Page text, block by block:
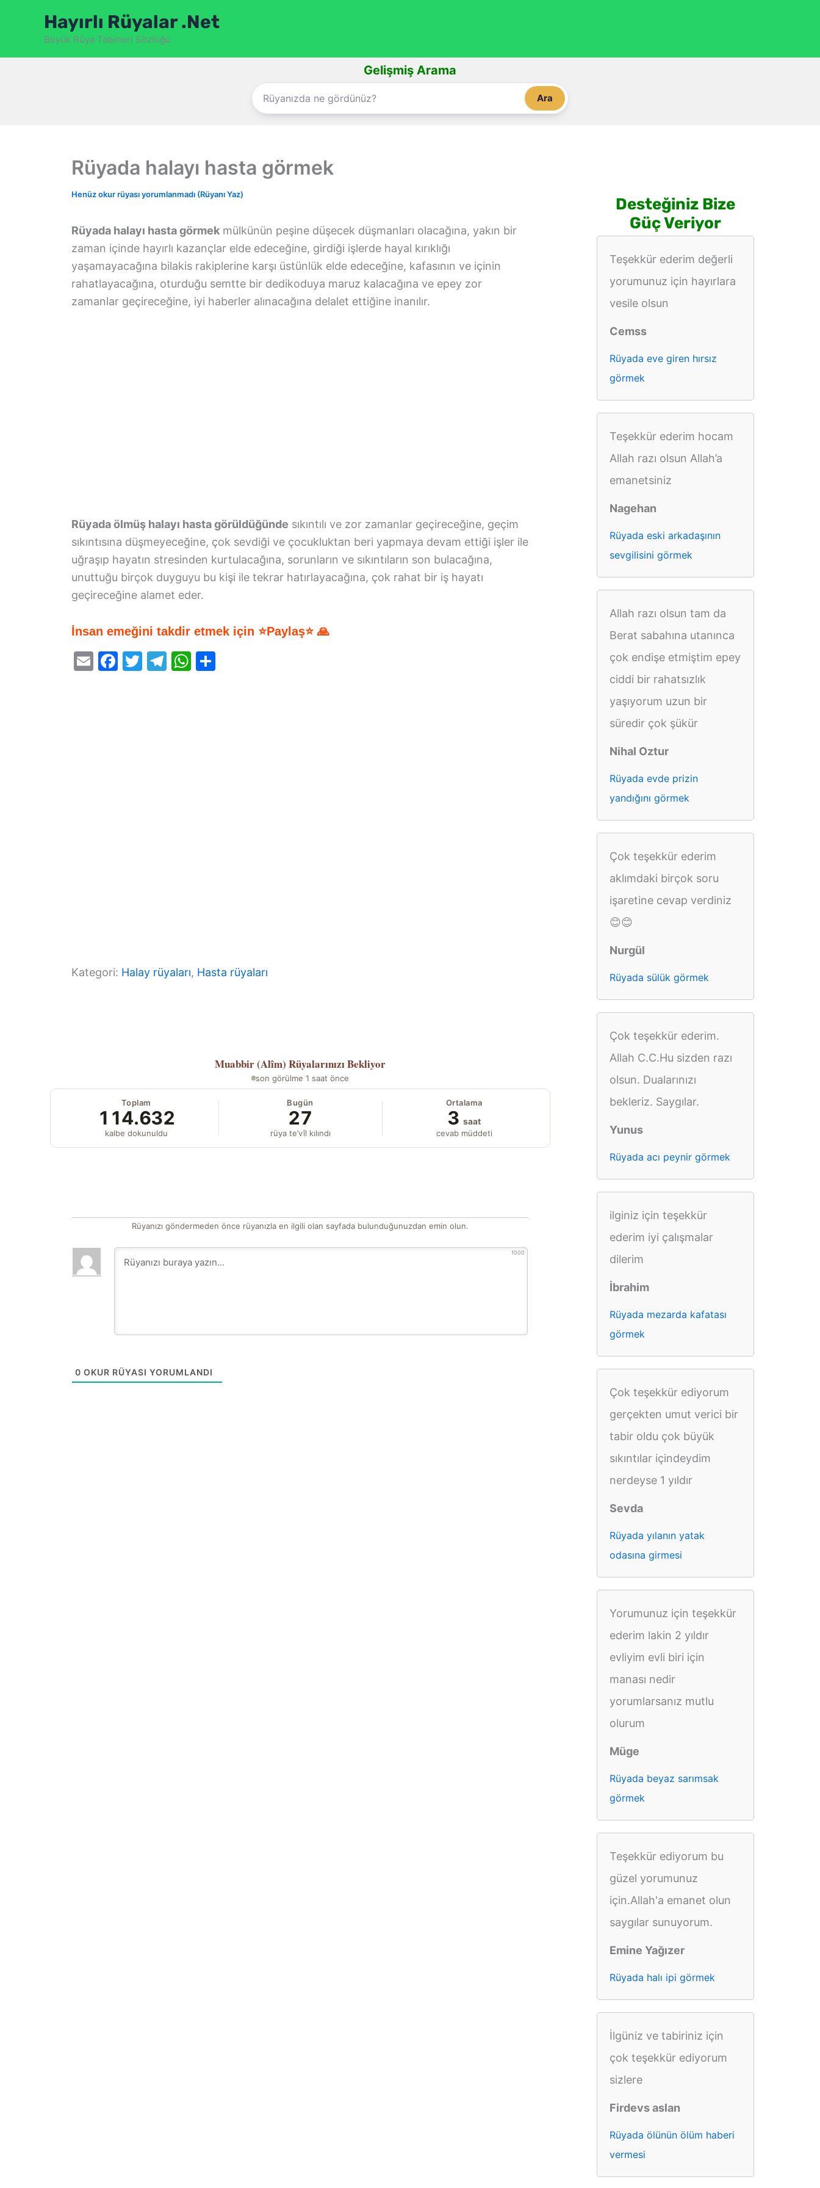
Hayırlı Rüyalar .Net
Büyük Rüya Tabirleri Sözlüğü
Gelişmiş Arama
Ara
Rüyada halayı hasta görmek
Henüz okur rüyası yorumlanmadı (Rüyanı Yaz)
Rüyada halayı hasta görmek mülkünün peşine düşecek düşmanları olacağına, yakın bir
zaman içinde hayırlı kazançlar elde edeceğine, girdiği işlerde hayal kırıklığı
yaşamayacağına bilakis rakiplerine karşı üstünlük elde edeceğine, kafasının ve içinin
rahatlayacağına, oturduğu semtte bir dedikoduya maruz kalacağına ve epey zor
zamanlar geçireceğine, iyi haberler alınacağına delalet ettiğine inanılır.
Rüyada ölmüş halayı hasta görüldüğünde sıkıntılı ve zor zamanlar geçireceğine, geçim
sıkıntısına düşmeyeceğine, çok sevdiği ve çocukluktan beri yapmaya devam ettiği işler ile
uğraşıp hayatın stresinden kurtulacağına, sorunların ve sıkıntıların son bulacağına,
unuttuğu birçok duyguyu bu kişi ile tekrar hatırlayacağına, çok rahat bir iş hayatı
geçireceğine alamet eder.
İnsan emeğini takdir etmek için ⭐Paylaş⭐ 🙏
E
F
T
T
W
Kategori: Halay rüyaları, Hasta rüyaları
Muabbir (Alîm) Rüyalarınızı Bekliyor
son görülme 1 saat önce
Toplam
114.632
kalbe dokunuldu
Bugün
27
rüya te’vîl kılındı
Ortalama
3 saat
cevab müddeti
Rüyanızı göndermeden önce rüyanızla en ilgili olan sayfada bulunduğunuzdan emin olun.
1000
0 OKUR RÜYASI YORUMLANDI
Desteğiniz Bize
Güç Veriyor
Teşekkür ederim değerli
yorumunuz için hayırlara
vesile olsun
Cemss
Rüyada eve giren hırsız
görmek
Teşekkür ederim hocam
Allah razı olsun Allah’a
emanetsiniz
Nagehan
Rüyada eski arkadaşının
sevgilisini görmek
Allah razı olsun tam da
Berat sabahına utanınca
çok endişe etmiştim epey
ciddi bir rahatsızlık
yaşıyorum uzun bir
süredir çok şükür
Nihal Oztur
Rüyada evde prizin
yandığını görmek
Çok teşekkür ederim
aklımdaki birçok soru
işaretine cevap verdiniz
😊😊
Nurgül
Rüyada sülük görmek
Çok teşekkür ederim.
Allah C.C.Hu sizden razı
olsun. Dualarınızı
bekleriz. Saygılar.
Yunus
Rüyada acı peynir görmek
ilginiz için teşekkür
ederim iyi çalışmalar
dilerim
İbrahim
Rüyada mezarda kafatası
görmek
Çok teşekkür ediyorum
gerçekten umut verici bir
tabir oldu çok büyük
sıkıntılar içindeydim
nerdeyse 1 yıldır
Sevda
Rüyada yılanın yatak
odasına girmesi
Yorumunuz için teşekkür
ederim lakin 2 yıldır
evliyim evli biri için
manası nedir
yorumlarsanız mutlu
olurum
Müge
Rüyada beyaz sarımsak
görmek
Teşekkür ediyorum bu
güzel yorumunuz
için.Allah'a emanet olun
saygılar sunuyorum.
Emine Yağızer
Rüyada halı ipi görmek
İlgüniz ve tabiriniz için
çok teşekkür ediyorum
sizlere
Firdevs aslan
Rüyada ölünün ölüm haberi
vermesi